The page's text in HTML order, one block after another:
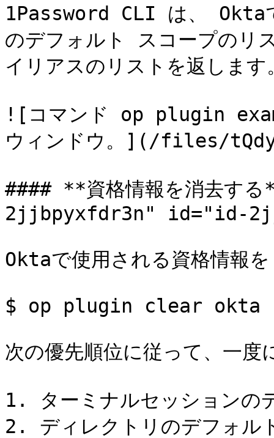
1Password CLI は、 Okta
のデフォルト スコープのリ
イリアスのリストを返します
![コマンド op plugin
ウィンドウ。](/files/
#### **資格情報を消去
2jjbpyxfdr3n" id="id-
Oktaで使用される資格情報
$ op plugin clear okta
次の優先順位に従って、一
1. ターミナルセッションの
2. ディレクトリのデフォル